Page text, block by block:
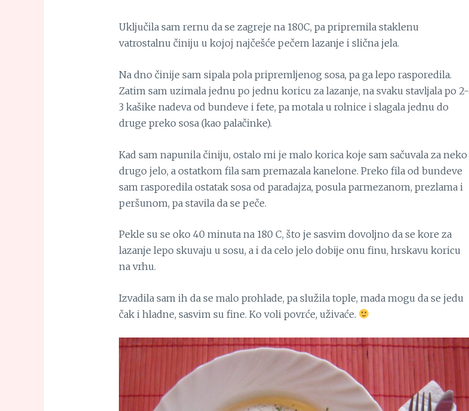
Uključila sam rernu da se zagreje na 180C, pa pripremila staklenu
vatrostalnu činiju u kojoj najčešće pečem lazanje i slična jela.
Na dno činije sam sipala pola pripremljenog sosa, pa ga lepo rasporedila.
Zatim sam uzimala jednu po jednu koricu za lazanje, na svaku stavljala po 2-
3 kašike nadeva od bundeve i fete, pa motala u rolnice i slagala jednu do
druge preko sosa (kao palačinke).
Kad sam napunila činiju, ostalo mi je malo korica koje sam sačuvala za neko
drugo jelo, a ostatkom fila sam premazala kanelone. Preko fila od bundeve
sam rasporedila ostatak sosa od paradajza, posula parmezanom, prezlama i
peršunom, pa stavila da se peče.
Pekle su se oko 40 minuta na 180 C, što je sasvim dovoljno da se kore za
lazanje lepo skuvaju u sosu, a i da celo jelo dobije onu finu, hrskavu koricu
na vrhu.
Izvadila sam ih da se malo prohlade, pa služila tople, mada mogu da se jedu
čak i hladne, sasvim su fine. Ko voli povrće, uživaće.